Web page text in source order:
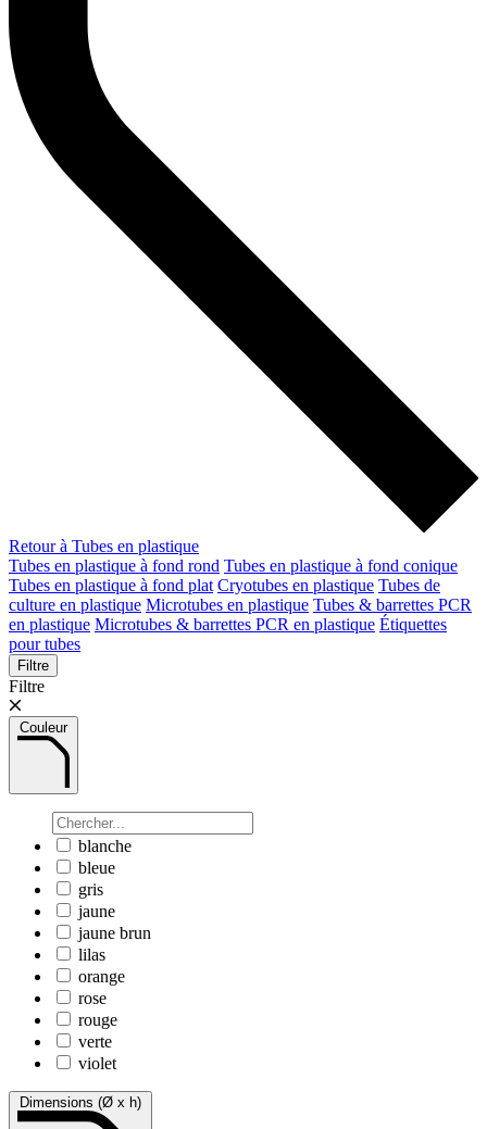
Retour à Tubes en plastique
Tubes en plastique à fond rond Tubes en plastique à fond conique
Tubes en plastique à fond plat Cryotubes en plastique Tubes de
culture en plastique Microtubes en plastique Tubes & barrettes PCR
en plastique Microtubes & barrettes PCR en plastique Étiquettes
pour tubes
Filtre
Filtre
Couleur
blanche
bleue
gris
jaune
jaune brun
lilas
orange
rose
rouge
verte
violet
Dimensions (Ø x h)